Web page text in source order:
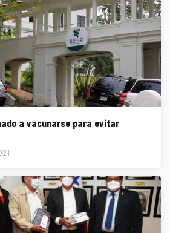
a vacunarse para evitar